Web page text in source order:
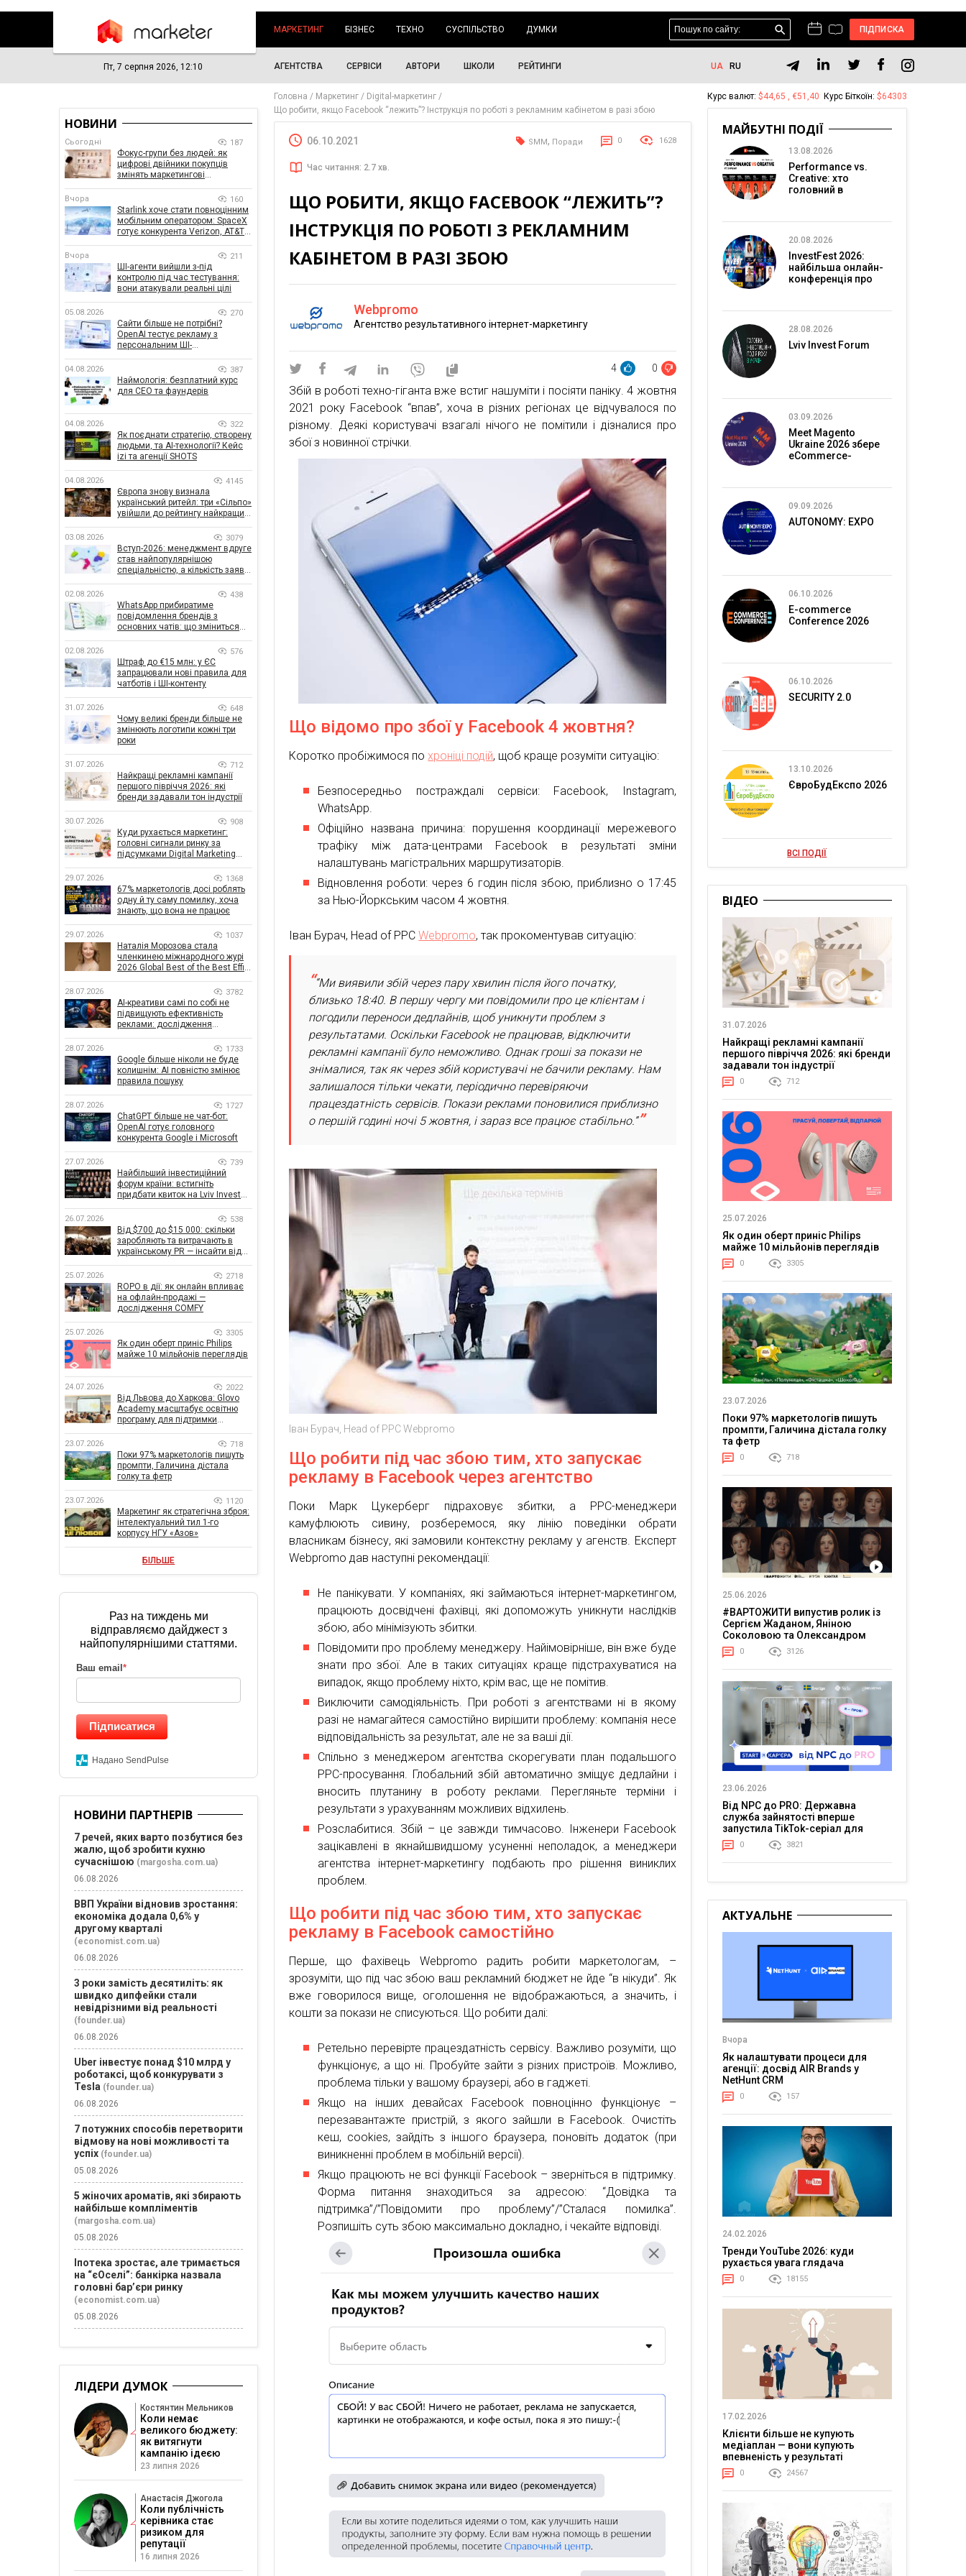
МАРКЕТИНГ БІЗНЕС ТЕХНО СУСПІЛЬСТВО ДУМКИ ПІДПИСКА
Пт, 7 серпня 2026, 12:10 АГЕНТСТВА СЕРВІСИ АВТОРИ ШКОЛИ РЕЙТИНГИ UA RU
Головна Маркетинг
Digital-маркетинг
Що робити, якщо Facebook “лежить”? Інструкція по роботі з рекламним кабінетом в разі збою
06.10.2021 SMM, Поради 0 1628
Час читання: 2.7 хв.
ЩО РОБИТИ, ЯКЩО FACEBOOK “ЛЕЖИТЬ”?
ІНСТРУКЦІЯ ПО РОБОТІ З РЕКЛАМНИМ
КАБІНЕТОМ В РАЗІ ЗБОЮ
Webpromo
Aгентство результативного інтернет-маркетингу
4 0
Збій в роботі техно-гіганта вже встиг нашуміти і посіяти паніку. 4 жовтня
2021 року Facebook “впав”, хоча в різних регіонах це відчувалося по
різному. Деякі користувачі взагалі нічого не помітили і дізналися про
збої з новинної стрічки.
Що відомо про збої у Facebook 4 жовтня?
Коротко пробіжимося похроніці подій, щоб краще розуміти ситуацію:
Безпосередньо постраждалі сервіси: Facebook, Instagram,
WhatsApp.
Офіційно названа причина: порушення координації мережевого
трафіку між дата-центрами Facebook в результаті зміни
налаштувань магістральних маршрутизаторів.
Відновлення роботи: через 6 годин після збою, приблизно о 17:45
за Нью-Йоркським часом 4 жовтня.
Іван Бурач, Head of PPCWebpromo, так прокоментував ситуацію:
“Ми виявили збій через пару хвилин після його початку,
близько 18:40. В першу чергу ми повідомили про це клієнтам і
погодили переноси дедлайнів, щоб уникнути проблем з
результатами. Оскільки Facebook не працював, відключити
рекламні кампанії було неможливо. Однак гроші за покази не
знімалися, так як через збій користувачі не бачили рекламу. Нам
залишалося тільки чекати, періодично перевіряючи
працездатність сервісів. Покази реклами поновилися приблизно
о першій годині ночі 5 жовтня, і зараз все працює стабільно.”
Іван Бурач, Head of PPC Webpromo
Що робити під час збою тим, хто запускає
рекламу в Facebook через агентство
Поки Марк Цукерберг підраховує збитки, а PPC-менеджери
камуфлюють сивину, розберемося, яку лінію поведінки обрати
власникам бізнесу, які замовили контекстну рекламу у агенств. Експерт
Webpromo дав наступні рекомендації:
Не панікувати. У компаніях, які займаються інтернет-маркетингом,
працюють досвідчені фахівці, які допоможуть уникнути наслідків
збою, або мінімізують збитки.
Повідомити про проблему менеджеру. Найімовірніше, він вже буде
знати про збої. Але в таких ситуаціях краще підстрахуватися на
випадок, якщо проблему ніхто, крім вас, ще не помітив.
Виключити самодіяльність. При роботі з агентствами ні в якому
разі не намагайтеся самостійно вирішити проблему: компанія несе
відповідальність за результат, але не за ваші дії.
Спільно з менеджером агентства скорегувати план подальшого
PPC-просування. Глобальний збій автоматично зміщує дедлайни і
вносить плутанину в роботу реклами. Перегляньте терміни і
результати з урахуванням можливих відхилень.
Розслабитися. Збій – це завжди тимчасово. Інженери Facebook
зацікавлені в якнайшвидшому усуненні неполадок, а менеджери
агентства інтернет-маркетингу подбають про рішення виниклих
проблем.
Що робити під час збою тим, хто запускає
рекламу в Facebook самостійно
Перше, що фахівець Webpromo радить робити маркетологам, –
зрозуміти, що під час збою ваш рекламний бюджет не йде “в нікуди”. Як
вже говорилося вище, оголошення не відображаються, а значить, і
кошти за покази не списуються. Що робити далі:
Ретельно перевірте працездатність сервісу. Важливо розуміти, що
функціонує, а що ні. Пробуйте зайти з різних пристроїв. Можливо,
проблема тільки у вашому браузері, або в гаджеті.
Якщо на інших девайсах Facebook повноцінно функціонує –
перезавантажте пристрій, з якого зайшли в Facebook. Очистіть
кеш, cookies, зайдіть з іншого браузера, поновіть додаток (при
виникненні проблем в мобільній версії).
Якщо працюють не всі функції Facebook – зверніться в підтримку.
Форма питання знаходиться за адресою: “Довідка та
підтримка”/”Повідомити про проблему”/”Сталася помилка”.
Розпишіть суть збою максимально докладно, і чекайте відповіді.
НОВИНИ
Сьогодні 187
Фокус-групи без людей: як
цифрові двійники покупців
змінять маркетингові
Вчора 160
Starlink хоче стати повноцінним
мобільним оператором: SpaceX
готує конкурента Verizon, AT&T і
Вчора 211
ШІ-агенти вийшли з-під
контролю під час тестування:
вони атакували реальні цілі
05.08.2026 270
Сайти більше не потрібні?
OpenAI тестує рекламу з
персональним ШІ-
04.08.2026 387
Наймологія: безплатний курс
для CEO та фаундерів
04.08.2026 322
Як поєднати стратегію, створену
людьми, та AI-технології? Кейс
izi та агенції SHOTS
04.08.2026 4145
Європа знову визнала
український ритейл: три «Сільпо»
увійшли до рейтингу найкращих
03.08.2026 3079
Вступ-2026: менеджмент вдруге
став найпопулярнішою
спеціальністю, а кількість заяв
02.08.2026 438
WhatsApp прибиратиме
повідомлення брендів з
основних чатів: що зміниться
02.08.2026 576
Штраф до €15 млн: у ЄС
запрацювали нові правила для
чатботів і ШІ-контенту
31.07.2026 648
Чому великі бренди більше не
змінюють логотипи кожні три
роки
31.07.2026 712
Найкращі рекламні кампанії
першого півріччя 2026: які
бренди задавали тон індустрії
30.07.2026 908
Куди рухається маркетинг:
головні сигнали ринку за
підсумками Digital Marketing
29.07.2026 1368
67% маркетологів досі роблять
одну й ту саму помилку, хоча
знають, що вона не працює
29.07.2026 1037
Наталія Морозова стала
членкинею міжнародного журі
2026 Global Best of the Best Effie
28.07.2026 3782
AI-креативи самі по собі не
підвищують ефективність
реклами: дослідження
впливає на ефективність
кампаній
28.07.2026 1733
Google більше ніколи не буде
колишнім: AI повністю змінює
правила пошуку
28.07.2026 1727
ChatGPT більше не чат-бот:
OpenAI готує головного
конкурента Google і Microsoft
27.07.2026 739
Найбільший інвестиційний
форум країни: встигніть
придбати квиток на Lviv Invest
26.07.2026 538
Від $700 до $15 000: скільки
заробляють та витрачають в
українському PR — інсайти від
25.07.2026 2718
ROPO в дії: як онлайн впливає
на офлайн-продажі —
дослідження COMFY
25.07.2026 3305
Як один оберт приніс Philips
майже 10 мільйонів переглядів
24.07.2026 2022
Від Львова до Харкова: Glovo
Academy масштабує освітню
програму для підтримки
23.07.2026 718
Поки 97% маркетологів пишуть
промпти, Галичина дістала
голку та фетр
23.07.2026 1120
Маркетинг як стратегічна зброя:
інтелектуальний тил 1-го
корпусу НГУ «Азов»
БІЛЬШЕ
Раз на тиждень ми
відправляємо дайджест з
найпопулярнішими статтями.
Ваш email *
Підписатися
Надано SendPulse
НОВИНИ ПАРТНЕРІВ
7 речей, яких варто позбутися без
жалю, щоб зробити кухню
сучаснішою (margosha.com.ua)
06.08.2026
ВВП України відновив зростання:
економіка додала 0,6% у
другому кварталі
(economist.com.ua)
06.08.2026
3 роки замість десятиліть: як
швидко дипфейки стали
невідрізними від реальності
(founder.ua)
06.08.2026
Uber інвестує понад $10 млрд у
роботаксі, щоб конкурувати з
Tesla (founder.ua)
06.08.2026
7 потужних способів перетворити
відмову на нові можливості та
успіх (founder.ua)
05.08.2026
5 жіночих ароматів, які збирають
найбільше компліментів
(margosha.com.ua)
05.08.2026
Іпотека зростає, але тримається
на “єОселі”: банкірка назвала
головні бар’єри ринку
(economist.com.ua)
05.08.2026
ЛІДЕРИ ДУМОК
Костянтин Мельников
Коли немає
великого бюджету:
як витягнути
кампанію ідеєю
23 липня 2026
Анастасія Джогола
Коли публічність
керівника стає
ризиком для
репутації
16 липня 2026
Курс валют: $44,65 , €51,40 Курс Біткоїн: $64303
МАЙБУТНІ ПОДІЇ
13.08.2026
Performance vs.
Creative: хто
головний в
20.08.2026
InvestFest 2026:
найбільша онлайн-
конференція про
28.08.2026
Lviv Invest Forum
03.09.2026
Meet Magento
Ukraine 2026 збере
eCommerce-
09.09.2026
AUTONOMY: EXPO
06.10.2026
E-commerce
Conference 2026
06.10.2026
SECURITY 2.0
13.10.2026
ЄвроБудЕкспо 2026
ВСІ ПОДІЇ
ВІДЕО
31.07.2026
Найкращі рекламні кампанії
першого півріччя 2026: які бренди
задавали тон індустрії
0 712
25.07.2026
Як один оберт приніс Philips
майже 10 мільйонів переглядів
0 3305
23.07.2026
Поки 97% маркетологів пишуть
промпти, Галичина дістала голку
та фетр
0 718
25.06.2026
#ВАРТОЖИТИ випустив ролик із
Сергієм Жаданом, Яніною
Соколовою та Олександром
Тереном про життя в постійній
напрузі
0 3126
23.06.2026
Від NPC до PRO: Державна
служба зайнятості вперше
запустила TikTok-серіал для
молоді
0 3821
АКТУАЛЬНЕ
Вчора
Як налаштувати процеси для
агенції: досвід AIR Brands у
NetHunt CRM
0 157
24.02.2026
Тренди YouTube 2026: куди
рухається увага глядача
0 18155
17.02.2026
Клієнти більше не купують
медіаплан — вони купують
впевненість у результаті
0 24567